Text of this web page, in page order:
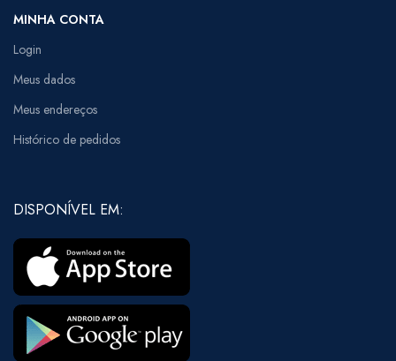
MINHA CONTA
Login
Meus dados
Meus endereços
Histórico de pedidos
DISPONÍVEL EM: